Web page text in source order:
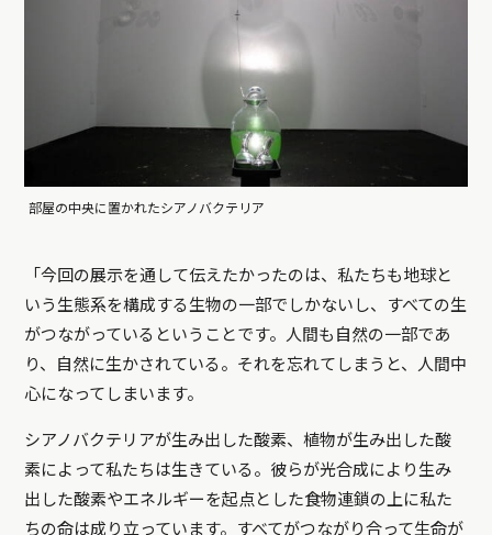
部屋の中央に置かれたシアノバクテリア
「今回の展示を通して伝えたかったのは、私たちも地球と
いう生態系を構成する生物の一部でしかないし、すべての生
がつながっているということです。人間も自然の一部であ
り、自然に生かされている。それを忘れてしまうと、人間中
心になってしまいます。
シアノバクテリアが生み出した酸素、植物が生み出した酸
素によって私たちは生きている。彼らが光合成により生み
出した酸素やエネルギーを起点とした食物連鎖の上に私た
ちの命は成り立っています。すべてがつながり合って生命が